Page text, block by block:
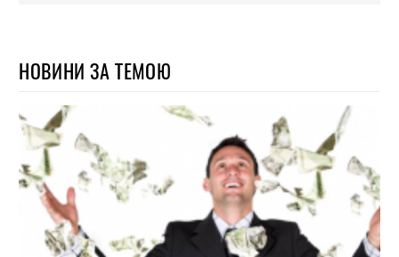
НОВИНИ ЗА ТЕМОЮ